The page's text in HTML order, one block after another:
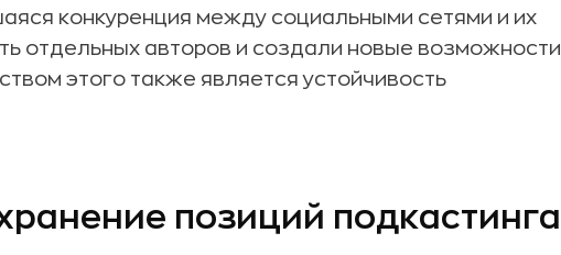
конкуренция между социальными сетями и их
отдельных авторов и создали новые возможности
этого также является устойчивость
позиций подкастинга